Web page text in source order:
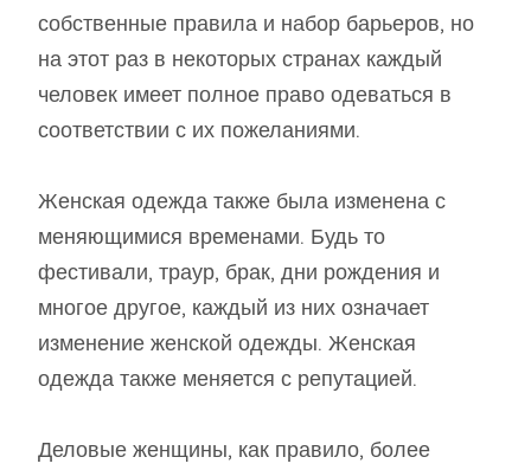
собственные правила и набор барьеров, но
на этот раз в некоторых странах каждый
человек имеет полное право одеваться в
соответствии с их пожеланиями.
Женская одежда также была изменена с
меняющимися временами. Будь то
фестивали, траур, брак, дни рождения и
многое другое, каждый из них означает
изменение женской одежды. Женская
одежда также меняется с репутацией.
Деловые женщины, как правило, более